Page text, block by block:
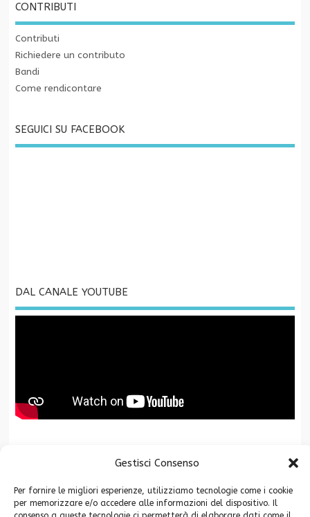
Gestisci Consenso
Per fornire le migliori esperienze, utilizziamo tecnologie come i cookie
per memorizzare e/o accedere alle informazioni del dispositivo. Il
CONTRIBUTI
Contributi
Richiedere un contributo
Bandi
Come rendicontare
SEGUICI SU FACEBOOK
DAL CANALE YOUTUBE